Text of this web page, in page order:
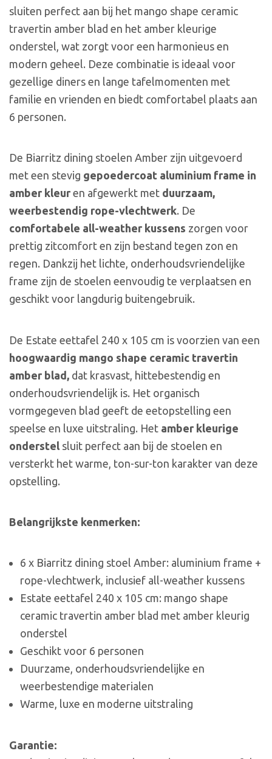
sluiten perfect aan bij het mango shape ceramic
travertin amber blad en het amber kleurige
onderstel, wat zorgt voor een harmonieus en
modern geheel. Deze combinatie is ideaal voor
gezellige diners en lange tafelmomenten met
familie en vrienden en biedt comfortabel plaats aan
6 personen.
De Biarritz dining stoelen Amber zijn uitgevoerd
met een stevig gepoedercoat aluminium frame in
amber kleur en afgewerkt met duurzaam,
weerbestendig rope-vlechtwerk. De
comfortabele all-weather kussens zorgen voor
prettig zitcomfort en zijn bestand tegen zon en
regen. Dankzij het lichte, onderhoudsvriendelijke
frame zijn de stoelen eenvoudig te verplaatsen en
geschikt voor langdurig buitengebruik.
De Estate eettafel 240 x 105 cm is voorzien van een
hoogwaardig mango shape ceramic travertin
amber blad, dat krasvast, hittebestendig en
onderhoudsvriendelijk is. Het organisch
vormgegeven blad geeft de eetopstelling een
speelse en luxe uitstraling. Het amber kleurige
onderstel sluit perfect aan bij de stoelen en
versterkt het warme, ton-sur-ton karakter van deze
opstelling.
Belangrijkste kenmerken:
6 x Biarritz dining stoel Amber: aluminium frame +
rope-vlechtwerk, inclusief all-weather kussens
Estate eettafel 240 x 105 cm: mango shape
ceramic travertin amber blad met amber kleurig
onderstel
Geschikt voor 6 personen
Duurzame, onderhoudsvriendelijke en
weerbestendige materialen
Warme, luxe en moderne uitstraling
Garantie: